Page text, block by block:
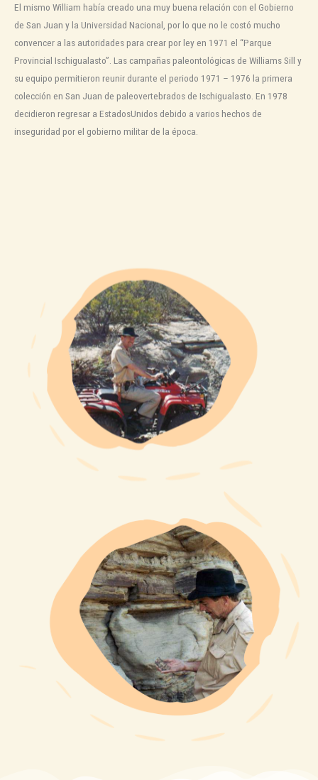
El mismo William había creado una muy buena relación con el Gobierno
de San Juan y la Universidad Nacional, por lo que no le costó mucho
convencer a las autoridades para crear por ley en 1971 el “Parque
Provincial Ischigualasto”. Las campañas paleontológicas de Williams Sill y
su equipo permitieron reunir durante el periodo 1971 – 1976 la primera
colección en San Juan de paleovertebrados de Ischigualasto. En 1978
decidieron regresar a EstadosUnidos debido a varios hechos de
inseguridad por el gobierno militar de la época.